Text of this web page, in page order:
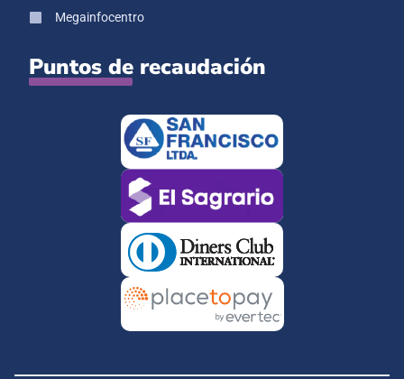
Megainfocentro
Puntos de recaudación